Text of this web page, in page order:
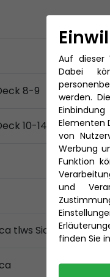
8-9
10-14
tlws
Auf dieser
Dabei
werden.
Elementen
von
Werbung
Funktion
und
finden Sie